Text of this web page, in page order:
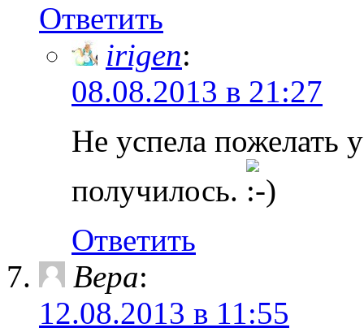
Ответить
irigen:
08.08.2013 в 21:27
Не успела пожелать
получилось.
Ответить
Вера:
12.08.2013 в 11:55